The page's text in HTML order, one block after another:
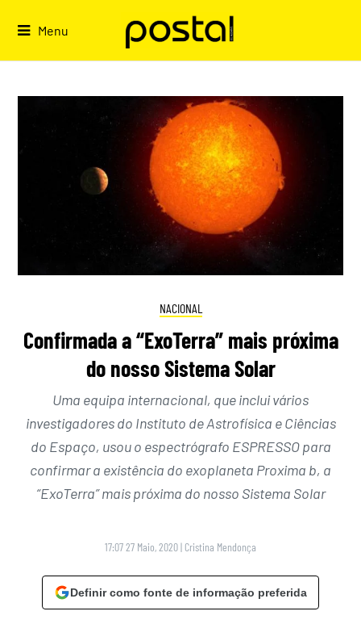
Menu
NACIONAL
Confirmada a “ExoTerra” mais próxima
do nosso Sistema Solar
Uma equipa internacional, que inclui vários
investigadores do Instituto de Astrofísica e Ciências
do Espaço, usou o espectrógrafo ESPRESSO para
confirmar a existência do exoplaneta Proxima b, a
“ExoTerra” mais próxima do nosso Sistema Solar
17:07 27 Maio, 2020| Cristina Mendonça
Definir como fonte de informação preferida